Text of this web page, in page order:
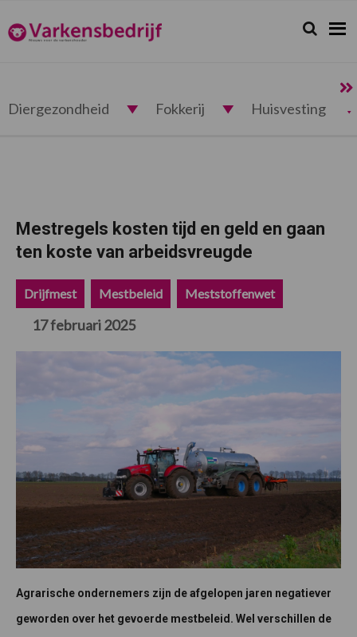
de
hoofdnavigatie
de
hoofd
de
eerste
de
voettekst
Varkensbedrijf.nl Zoeken...
Zoek
Diergezondheid Fokkerij Huisvesting
Mestregels kosten tijd en geld en gaan
ten koste van arbeidsvreugde
Drijfmest Mestbeleid Meststoffenwet
17 februari 2025
Agrarische ondernemers zijn de afgelopen jaren negatiever
geworden over het gevoerde mestbeleid. Wel verschillen de